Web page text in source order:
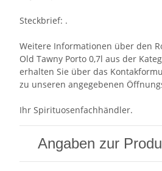
Steckbrief: .
Weitere Informationen über den
Old Tawny Porto 0,7l aus der
erhalten Sie über das
zu unseren angegebenen
Ihr Spirituosenfachhändler.
Angaben zur